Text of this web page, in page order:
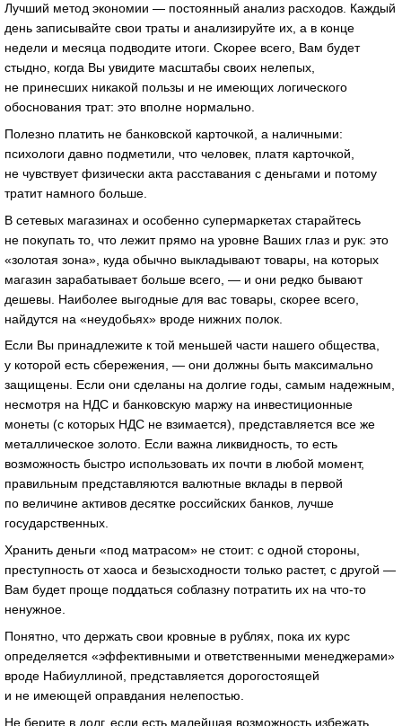
Лучший метод экономии — постоянный анализ расходов. Каждый
день записывайте свои траты и анализируйте их, а в конце
недели и месяца подводите итоги. Скорее всего, Вам будет
стыдно, когда Вы увидите масштабы своих нелепых,
не принесших никакой пользы и не имеющих логического
обоснования трат: это вполне нормально.
Полезно платить не банковской карточкой, а наличными:
психологи давно подметили, что человек, платя карточкой,
не чувствует физически акта расставания с деньгами и потому
тратит намного больше.
В сетевых магазинах и особенно супермаркетах старайтесь
не покупать то, что лежит прямо на уровне Ваших глаз и рук: это
«золотая зона», куда обычно выкладывают товары, на которых
магазин зарабатывает больше всего, — и они редко бывают
дешевы. Наиболее выгодные для вас товары, скорее всего,
найдутся на «неудобьях» вроде нижних полок.
Если Вы принадлежите к той меньшей части нашего общества,
у которой есть сбережения, — они должны быть максимально
защищены. Если они сделаны на долгие годы, самым надежным,
несмотря на НДС и банковскую маржу на инвестиционные
монеты (с которых НДС не взимается), представляется все же
металлическое золото. Если важна ликвидность, то есть
возможность быстро использовать их почти в любой момент,
правильным представляются валютные вклады в первой
по величине активов десятке российских банков, лучше
государственных.
Хранить деньги «под матрасом» не стоит: с одной стороны,
преступность от хаоса и безысходности только растет, с другой —
Вам будет проще поддаться соблазну потратить их на что-то
ненужное.
Понятно, что держать свои кровные в рублях, пока их курс
определяется «эффективными и ответственными менеджерами»
вроде Набиуллиной, представляется дорогостоящей
и не имеющей оправдания нелепостью.
Не берите в долг, если есть малейшая возможность избежать